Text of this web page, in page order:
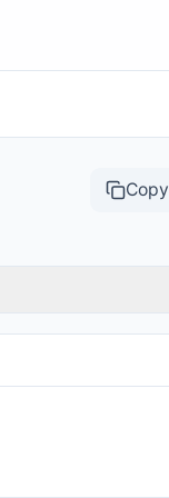
Copy